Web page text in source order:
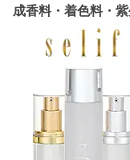
成香料・着色料・